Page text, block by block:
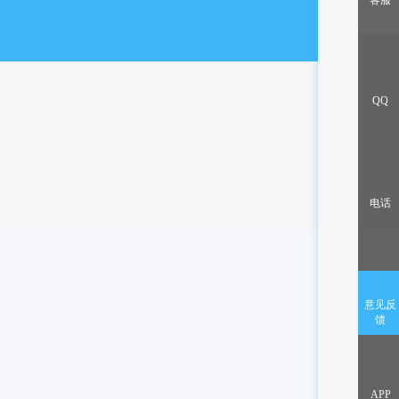
QQ
电话
意见反
馈
APP